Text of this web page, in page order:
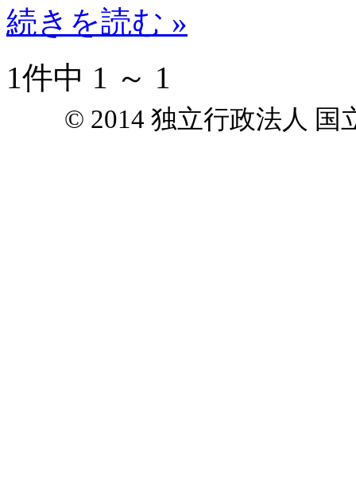
続きを読む »
1件中 1 ～ 1
© 2014 独立行政法人 国